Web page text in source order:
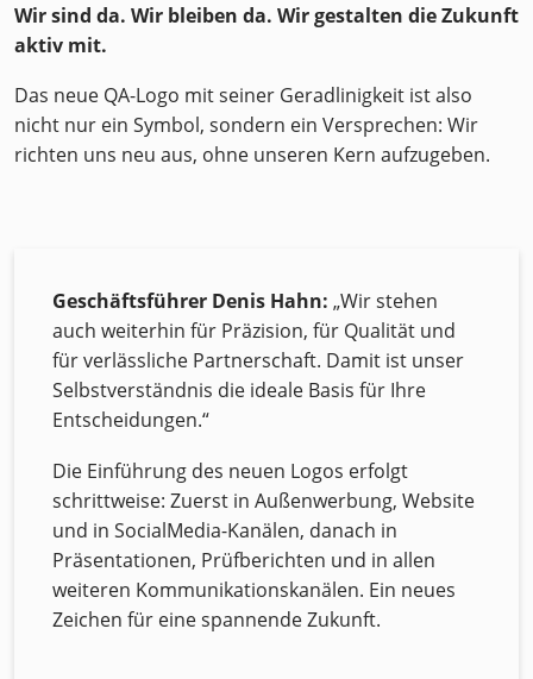
Wir sind da. Wir bleiben da. Wir gestalten die Zukunft
aktiv mit.
Das neue QA-Logo mit seiner Geradlinigkeit ist also
nicht nur ein Symbol, sondern ein Versprechen: Wir
richten uns neu aus, ohne unseren Kern aufzugeben.
Geschäftsführer Denis Hahn: „Wir stehen
auch weiterhin für Präzision, für Qualität und
für verlässliche Partnerschaft. Damit ist unser
Selbstverständnis die ideale Basis für Ihre
Entscheidungen.“
Die Einführung des neuen Logos erfolgt
schrittweise: Zuerst in Außenwerbung, Website
und in SocialMedia-Kanälen, danach in
Präsentationen, Prüfberichten und in allen
weiteren Kommunikationskanälen. Ein neues
Zeichen für eine spannende Zukunft.